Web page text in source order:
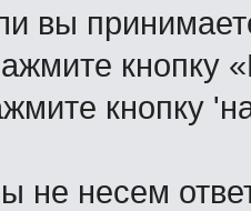
вы
кнопку
кнопку
не несем